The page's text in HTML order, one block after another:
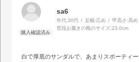
sa6
年代:30代 足幅:広め 甲高さ:高め
普段お履きの靴のサイズ:23.0cm
白で厚底のサンダルで、あまりスポーティ